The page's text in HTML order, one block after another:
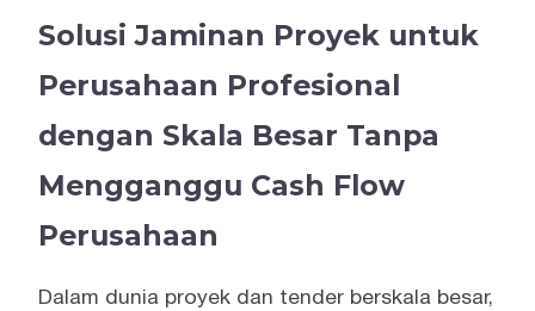
Solusi Jaminan Proyek untuk
Perusahaan Profesional
dengan Skala Besar Tanpa
Mengganggu Cash Flow
Perusahaan
Dalam dunia proyek dan tender berskala besar,